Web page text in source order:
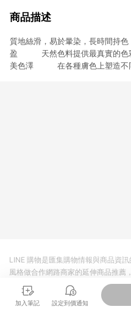
的購回饋活動享Yahoo超贈點回饋
3. 訂單回饋金額將扣除運費/購物
價券等虛擬貨幣折抵 4. 大宗採購
有相關事證認定您為大宗採購、批
商品描述
質地絲滑，易於暈染，長時間
盈 天然色料提供最真實的
美色澤 在各種膚色上塑造不
加入筆記 設定到價通知
LINE 購物是匯集購物情報與商品資
風格做合作網路商家的延伸商品推薦
商品至各合作網路商家，確認現售
準。